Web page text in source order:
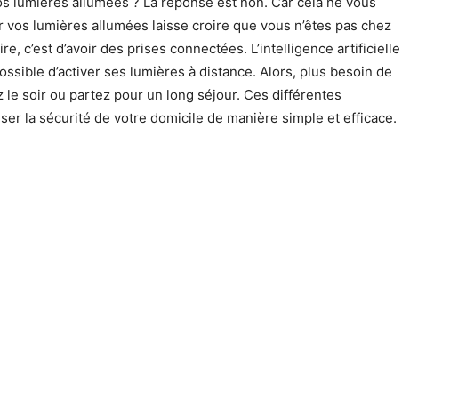
lumières allumées laisse croire que vous n’êtes pas chez
c’est d’avoir des prises connectées. L’intelligence artificielle
d’activer ses lumières à distance. Alors, plus besoin de
soir ou partez pour un long séjour. Ces différentes
la sécurité de votre domicile de manière simple et efficace.